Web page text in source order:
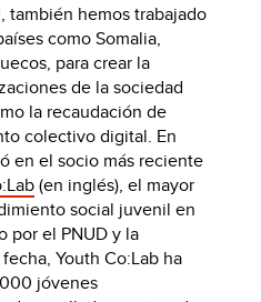
hemos trabajado
como Somalia,
para crear la
de la sociedad
la recaudación de
colectivo digital. En
en el socio más reciente
(en inglés), el mayor
social juvenil en
por el PNUD y la
Youth Co:Lab ha
jóvenes